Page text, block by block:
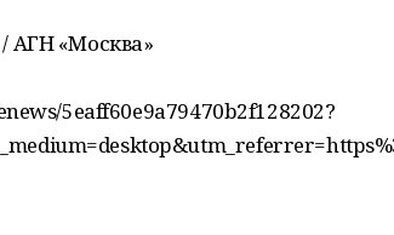
АГН «Москва»
5eaff60e9a79470b2f128202?